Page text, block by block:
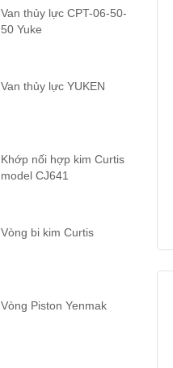
Van thủy lực CPT-06-50-
50 Yuke
Van thủy lực YUKEN
Khớp nối hợp kim Curtis
model CJ641
Vòng bi kim Curtis
Vòng Piston Yenmak